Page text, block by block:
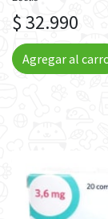
$ 32.990
Agregar al